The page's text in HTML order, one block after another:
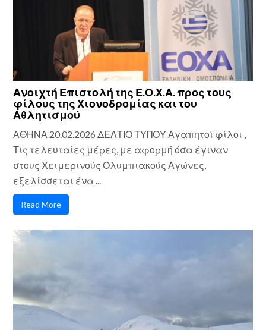
Ανοιχτή Επιστολή της Ε.Ο.Χ.Α. προς τους
φίλους της Χιονοδρομίας και του
Αθλητισμού
ΑΘΗΝΑ 20.02.2026 ΔΕΛΤΙΟ ΤΥΠΟΥ Αγαπητοί φίλοι ,
Τις τελευταίες μέρες, με αφορμή όσα έγιναν
στους Χειμερινούς Ολυμπιακούς Αγώνες,
εξελίσσεται ένα ...
Read More